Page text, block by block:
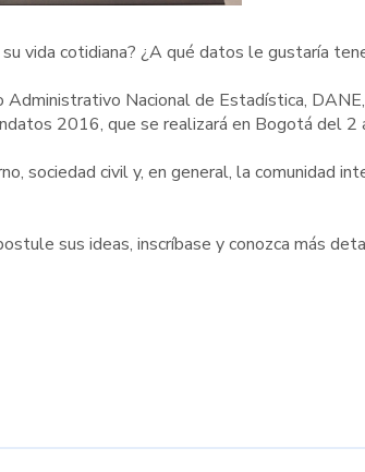
vida cotidiana? ¿A qué datos le gustaría
Nacional de Estadística,
2016, que se realizará en Bogotá del 2
sociedad civil y, en general, la comunidad
sus ideas, inscríbase y conozca más